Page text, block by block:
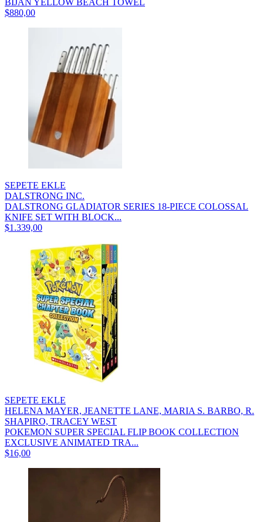
$880,00
SEPETE EKLE
DALSTRONG INC.
DALSTRONG GLADIATOR SERIES 18-PIECE COLOSSAL
KNIFE SET WITH BLOCK...
$1.339,00
SEPETE EKLE
HELENA MAYER, JEANETTE LANE, MARIA S. BARBO, R.
SHAPIRO, TRACEY WEST
POKEMON SUPER SPECIAL FLIP BOOK COLLECTION
EXCLUSIVE ANIMATED TRA...
$16,00